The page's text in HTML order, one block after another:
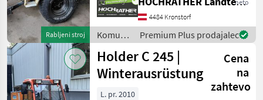
Rabljeni stroj
neto
(heute Kärcher Municipal).
Das Fahrzeug zeichnet sich
durch seine
4484 Kronstorf
Komunalna
oprema
/ Holder
Premium Plus prodajalec
Holder C 245 |
Winterausrüstung
Cena
na
zahtevo
L. pr. 2010